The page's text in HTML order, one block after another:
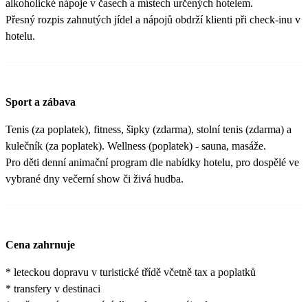
alkoholické nápoje v časech a místech určených hotelem.
Přesný rozpis zahnutých jídel a nápojů obdrží klienti při check-inu v
hotelu.
Sport a zábava
Tenis (za poplatek), fitness, šipky (zdarma), stolní tenis (zdarma) a
kulečník (za poplatek). Wellness (poplatek) - sauna, masáže.
Pro děti denní animační program dle nabídky hotelu, pro dospělé ve
vybrané dny večerní show či živá hudba.
Cena zahrnuje
* leteckou dopravu v turistické třídě včetně tax a poplatků
* transfery v destinaci